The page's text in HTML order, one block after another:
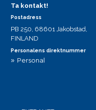
Ta kontakt!
Postadress
PB 250, 68601 Jakobstad,
FINLAND
Personalens direktnummer
Personal